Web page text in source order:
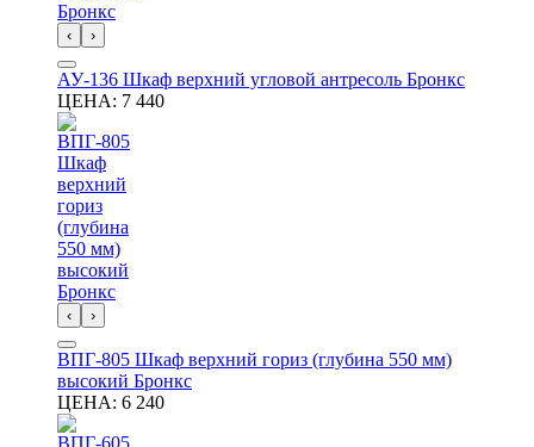
‹ ›
АУ-136 Шкаф верхний угловой антресоль Бронкс
ЦЕНА: 7 440
‹ ›
ВПГ-805 Шкаф верхний гориз (глубина 550 мм)
высокий Бронкс
ЦЕНА: 6 240